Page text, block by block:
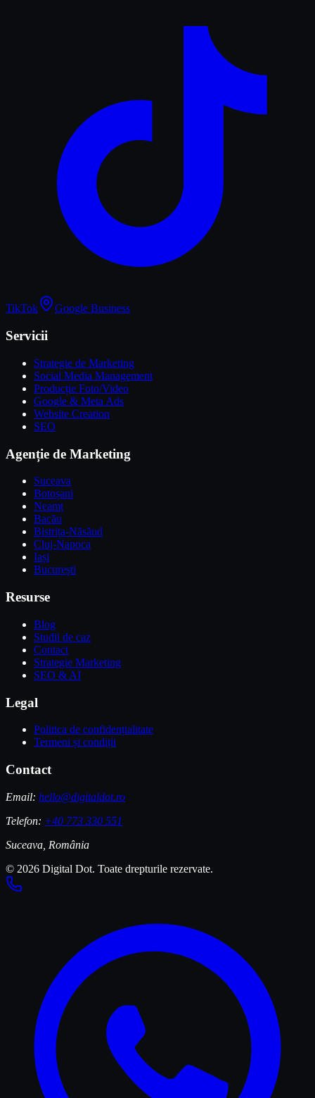
TikTok Google Business
Servicii
Strategie de Marketing
Social Media Management
Producție Foto/Video
Google & Meta Ads
Website Creation
SEO
Agenție de Marketing
Suceava
Botoșani
Neamț
Bacău
Bistrița-Năsăud
Cluj-Napoca
Iași
București
Resurse
Blog
Studii de caz
Contact
Strategie Marketing
SEO & AI
Legal
Politica de confidențialitate
Termeni și condiții
Contact
Email: hello@digitaldot.ro
Telefon: +40 773 330 551
Suceava, România
© 2026 Digital Dot. Toate drepturile rezervate.